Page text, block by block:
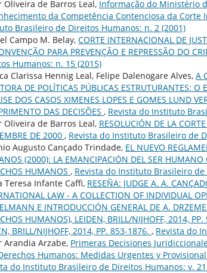
Oliveira de Barros Leal, Informação do Ministério
da Competência Contenciosa da
Brasileiro de Direitos Humanos: n. 2 (2001)
Campo M. Belay, CORTE INTERNACIONAL DE
PARA PREVENÇÃO E REPRESSÃO DO
Humanos: n. 15 (2015)
Clarissa Hennig Leal, Felipe Dalenogare Alves, A
DE POLÍTICAS PÚBLICAS ESTRUTURANTES:
DOS CASOS XIMENES LOPES E GOMES LUND
DAS DECISÕES , Revista do Instituto
Oliveira de Barros Leal, RESOLUCIÓN DE LA
DE 2000 , Revista do Instituto Brasileiro de
Augusto Cançado Trindade, EL NUEVO
(2000): LA EMANCIPACIÓN DEL SER
HUMANOS , Revista do Instituto Brasileiro
Teresa Infante Caffi, RESEÑA: JUDGE A. A.
LAW - A COLLECTION OF INDIVIDUAL
E INTRODUCCIÓN GENERAL DE A.
HUMANOS), LEIDEN, BRILL/NIJHOFF, 2014,
BRILL/NIJHOFF, 2014, PP. 853-1876. , Revista do
Arandia Arzabe, Primeras Decisiones
Humanos: Medidas Urgentes y
do Instituto Brasileiro de Direitos Humanos: v. 21